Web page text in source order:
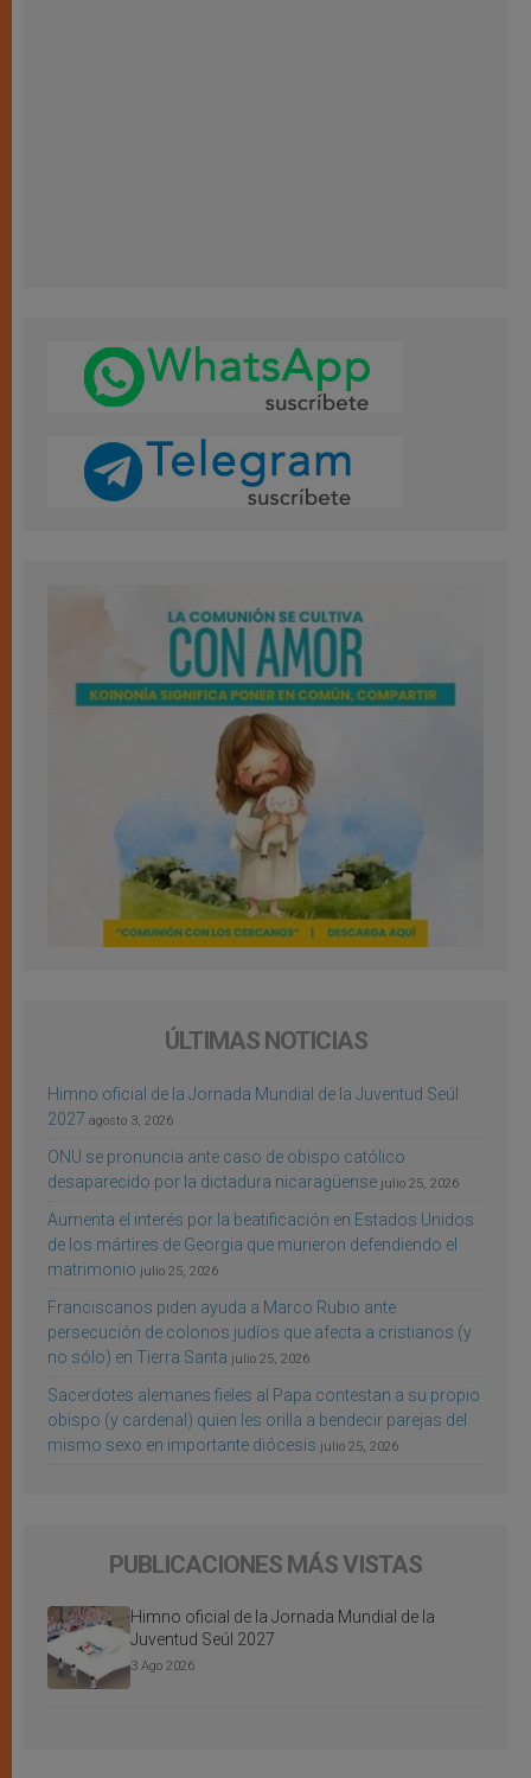
ÚLTIMAS NOTICIAS
Himno oficial de la Jornada Mundial de la Juventud Seúl
2027 agosto 3, 2026
ONU se pronuncia ante caso de obispo católico
desaparecido por la dictadura nicaragüense julio 25, 2026
Aumenta el interés por la beatificación en Estados Unidos
de los mártires de Georgia que murieron defendiendo el
matrimonio julio 25, 2026
Franciscanos piden ayuda a Marco Rubio ante
persecución de colonos judíos que afecta a cristianos (y
no sólo) en Tierra Santa julio 25, 2026
Sacerdotes alemanes fieles al Papa contestan a su propio
obispo (y cardenal) quien les orilla a bendecir parejas del
mismo sexo en importante diócesis julio 25, 2026
PUBLICACIONES MÁS VISTAS
Himno oficial de la Jornada Mundial de la
Juventud Seúl 2027
3 Ago 2026